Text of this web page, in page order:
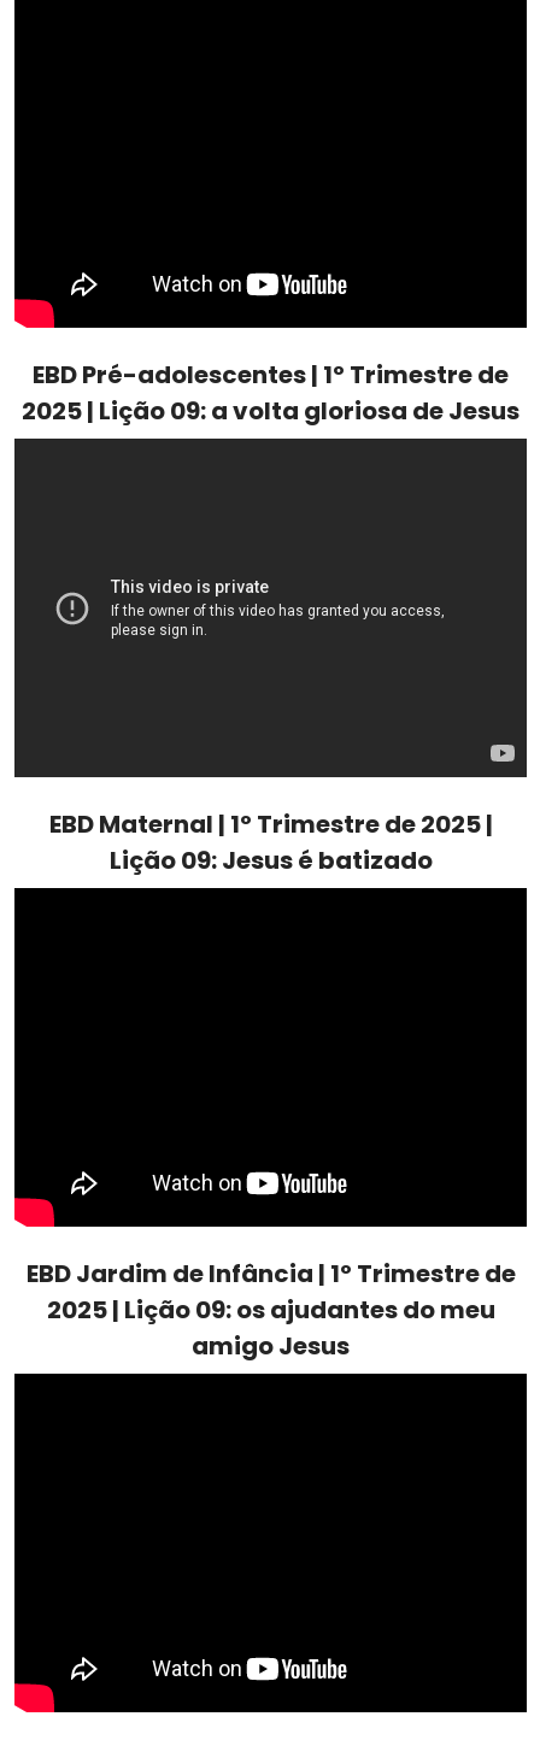
EBD Pré-adolescentes | 1º Trimestre de
2025 | Lição 09: a volta gloriosa de Jesus
EBD Maternal | 1º Trimestre de 2025 |
Lição 09: Jesus é batizado
EBD Jardim de Infância | 1º Trimestre de
2025 | Lição 09: os ajudantes do meu
amigo Jesus